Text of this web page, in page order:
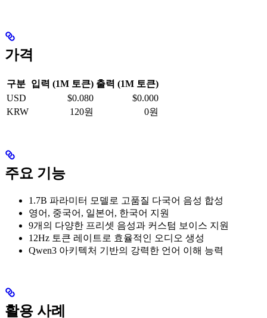
가격
구분 입력 (1M 토큰) 출력 (1M 토큰)
USD
$0.080
$0.000
KRW
120원 0원
주요 기능
1.7B 파라미터 모델로 고품질 다국어 음성 합성
영어, 중국어, 일본어, 한국어 지원
9개의 다양한 프리셋 음성과 커스텀 보이스 지원
12Hz 토큰 레이트로 효율적인 오디오 생성
Qwen3 아키텍처 기반의 강력한 언어 이해 능력
활용 사례